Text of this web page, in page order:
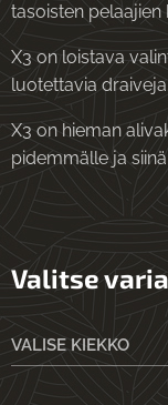
tasoisten pelaajien
X3 on loistava
luotettavia draiveja.
X3 on hieman
pidemmälle ja
Valitse
VALISE KIEKKO